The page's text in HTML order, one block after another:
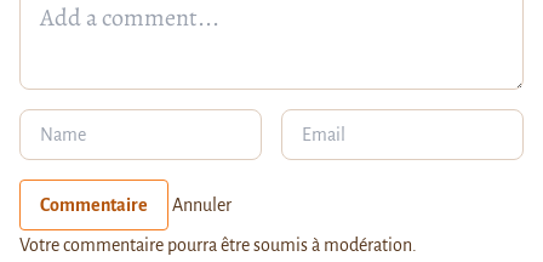
Commentaire Annuler
Votre commentaire pourra être soumis à modération.